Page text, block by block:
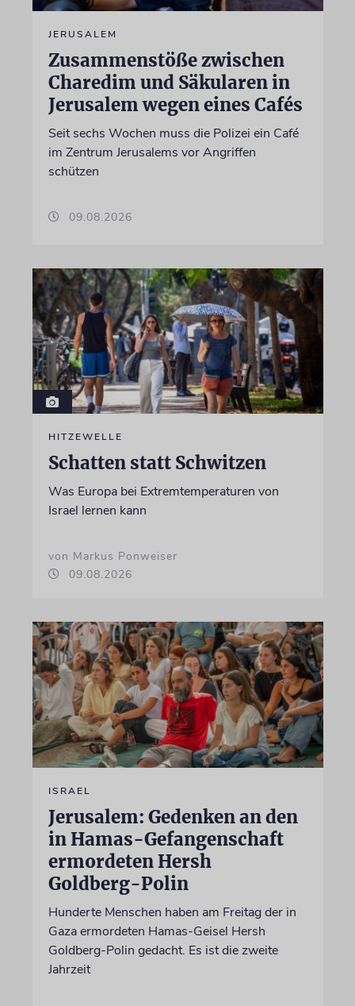
JERUSALEM
Zusammenstöße zwischen
Charedim und Säkularen in
Jerusalem wegen eines Cafés
Seit sechs Wochen muss die Polizei ein Café
im Zentrum Jerusalems vor Angriffen
schützen
09.08.2026
HITZEWELLE
Schatten statt Schwitzen
Was Europa bei Extremtemperaturen von
Israel lernen kann
von Markus Ponweiser
09.08.2026
ISRAEL
Jerusalem: Gedenken an den
in Hamas-Gefangenschaft
ermordeten Hersh
Goldberg-Polin
Hunderte Menschen haben am Freitag der in
Gaza ermordeten Hamas-Geisel Hersh
Goldberg-Polin gedacht. Es ist die zweite
Jahrzeit